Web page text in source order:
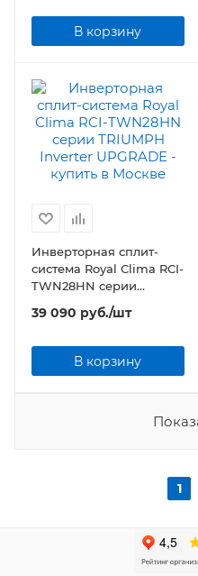
В корзину
Инверторная сплит-
система Royal Clima RCI-
TWN28HN серии
TRIUMPH Inverter
UPGRADE
39 090 руб./шт
В корзину
1